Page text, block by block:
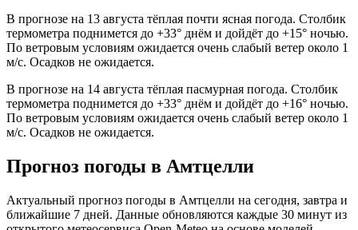
В прогнозе на 13 августа тёплая почти ясная погода. Столбик
термометра поднимется до +33° днём и дойдёт до +15° ночью.
По ветровым условиям ожидается очень слабый ветер около 1
м/с. Осадков не ожидается.
В прогнозе на 14 августа тёплая пасмурная погода. Столбик
термометра поднимется до +33° днём и дойдёт до +16° ночью.
По ветровым условиям ожидается очень слабый ветер около 1
м/с. Осадков не ожидается.
Прогноз погоды в Амтцелли
Актуальный прогноз погоды в Амтцелли на сегодня, завтра и
ближайшие 7 дней. Данные обновляются каждые 30 минут из